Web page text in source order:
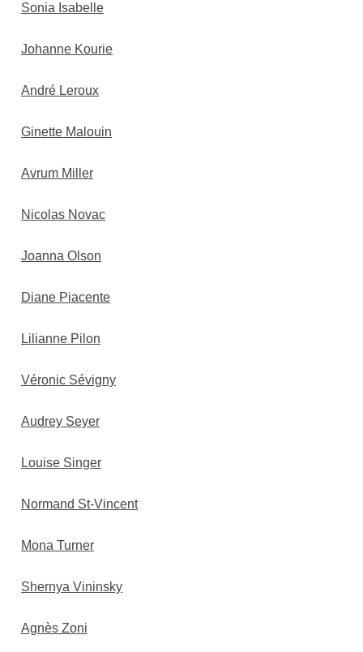
Sonia Isabelle
Johanne Kourie
André Leroux
Ginette Malouin
Avrum Miller
Nicolas Novac
Joanna Olson
Diane Piacente
Lilianne Pilon
Véronic Sévigny
Audrey Seyer
Louise Singer
Normand St-Vincent
Mona Turner
Shernya Vininsky
Agnès Zoni